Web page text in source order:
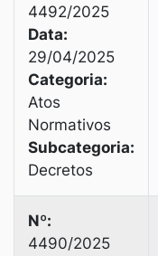
4492/2025
Data:
29/04/2025
Categoria:
Atos
Normativos
Subcategoria:
Decretos
Nº:
4490/2025